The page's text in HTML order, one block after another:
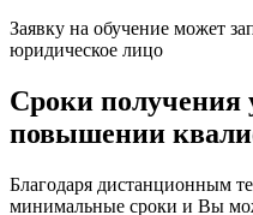
Заявку на обучение может
юридическое лицо
Сроки получения
повышении
Благодаря дистанционным
минимальные сроки и Вы